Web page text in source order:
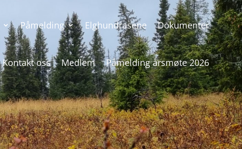
Påmelding Elghundrasene Dokumenter
Kontakt oss Medlem Påmelding årsmøte 2026